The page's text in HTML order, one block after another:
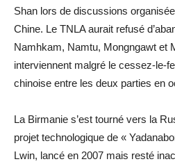
Shan lors de discussions
Chine. Le TNLA aurait refusé
Namhkam, Namtu, Mongngawt et
interviennent malgré le cessez-le-
chinoise entre les deux parties en
La Birmanie s’est tourné vers la
projet technologique de «
Lwin, lancé en 2007 mais resté